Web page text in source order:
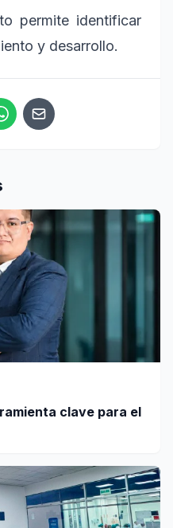
permite identificar
y desarrollo.
clave para el